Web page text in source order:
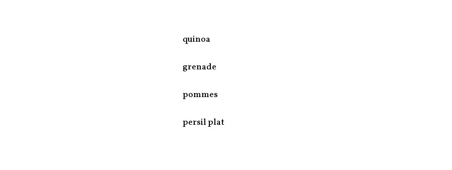
quinoa
grenade
pommes
persil plat